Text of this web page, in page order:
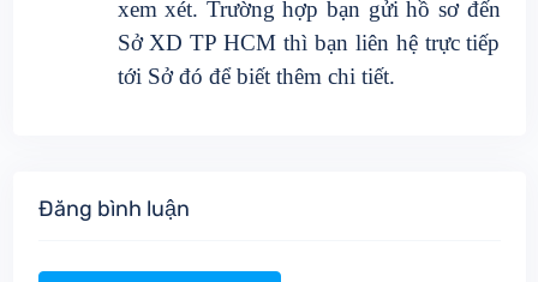
xem xét. Trường hợp bạn gửi hồ sơ đến
Sở XD TP HCM thì bạn liên hệ trực tiếp
tới Sở đó để biết thêm chi tiết.
Đăng bình luận